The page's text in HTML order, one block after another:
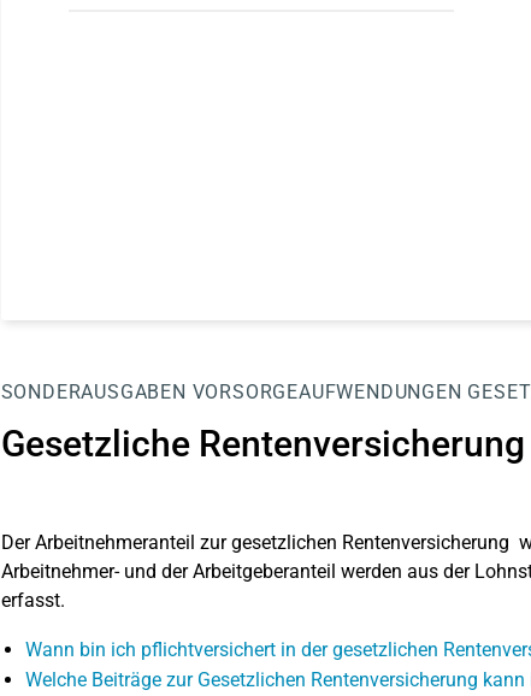
SONDERAUSGABEN VORSORGEAUFWENDUNGEN
Gesetzliche Rentenversicherung
DerArbeitnehmeranteil zur gesetzlichen Rentenversicherung
Arbeitnehmer- und der Arbeitgeberanteil werden aus der
erfasst.
Wann bin ich pflichtversichert in der gesetzlichen
Welche Beiträge zur Gesetzlichen Rentenversicherung kann